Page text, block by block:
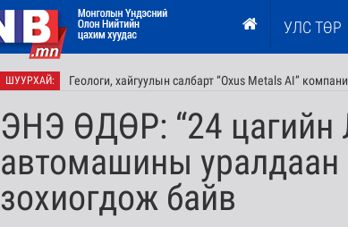
УЛС ТӨР
ШУУРХАЙ: Геологи, хайгуулын салбарт “Oxus Metals AI”
ЭНЭ ӨДӨР: “24 цагийн
автомашины уралдаан
зохиогдож байв